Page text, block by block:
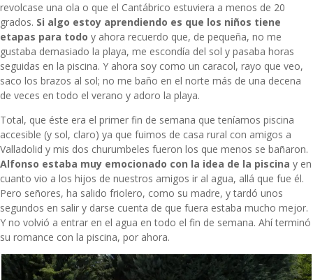
revolcase una ola o que el Cantábrico estuviera a menos de 20
grados. Si algo estoy aprendiendo es que los niños tiene
etapas para todo y ahora recuerdo que, de pequeña, no me
gustaba demasiado la playa, me escondía del sol y pasaba horas
seguidas en la piscina. Y ahora soy como un caracol, rayo que veo,
saco los brazos al sol; no me baño en el norte más de una decena
de veces en todo el verano y adoro la playa.
Total, que éste era el primer fin de semana que teníamos piscina
accesible (y sol, claro) ya que fuimos de casa rural con amigos a
Valladolid y mis dos churumbeles fueron los que menos se bañaron.
Alfonso estaba muy emocionado con la idea de la piscina y en
cuanto vio a los hijos de nuestros amigos ir al agua, allá que fue él.
Pero señores, ha salido friolero, como su madre, y tardó unos
segundos en salir y darse cuenta de que fuera estaba mucho mejor.
Y no volvió a entrar en el agua en todo el fin de semana. Ahí terminó
su romance con la piscina, por ahora.